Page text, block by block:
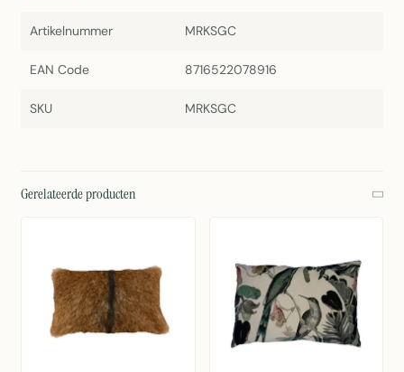
Artikelnummer MRKSGC
EAN Code 8716522078916
SKU MRKSGC
Gerelateerde producten